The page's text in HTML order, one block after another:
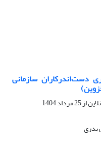
دست‌اندرکاران سازمانی
از25 مرداد 1404
بدری